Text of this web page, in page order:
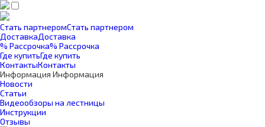
Стать партнеромСтать партнером
ДоставкаДоставка
% Рассрочка% Рассрочка
Где купитьГде купить
КонтактыКонтакты
Информация Информация
Новости
Статьи
Видеообзоры на лестницы
Инструкции
Отзывы